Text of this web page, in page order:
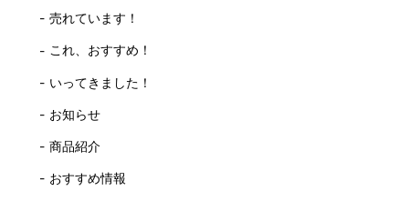
売れています！
これ、おすすめ！
いってきました！
お知らせ
商品紹介
おすすめ情報